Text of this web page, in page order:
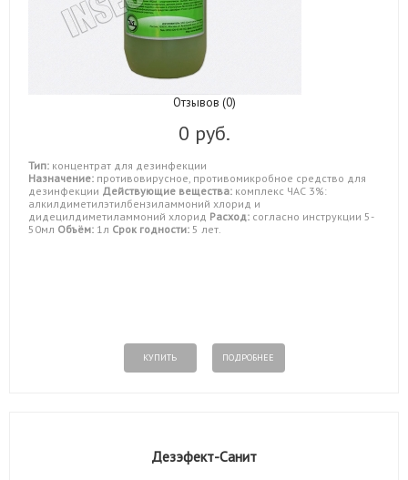
Отзывов (0)
0 руб.
Тип: концентрат для дезинфекции
Назначение: противовирусное, противомикробное средство для
дезинфекции Действующие вещества: комплекс ЧАС 3%:
алкилдиметилэтилбензиламмоний хлорид и
дидецилдиметиламмоний хлорид Расход: согласно инструкции 5-
50мл Объём: 1л Срок годности: 5 лет.
КУПИТЬ ПОДРОБНЕЕ
Дезэфект-Санит